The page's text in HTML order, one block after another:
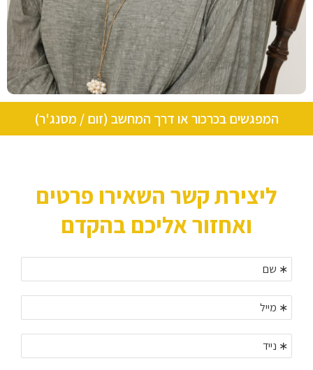
המפגשים בכרכור או דרך המחשב (זום / מסנג'ר)